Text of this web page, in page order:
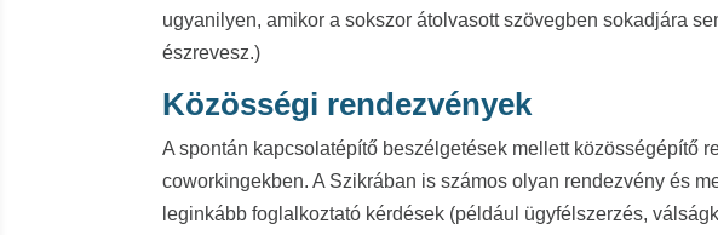
ugyanilyen, amikor a sokszor átolvasott szövegben sokadjára
észrevesz.)
Közösségi rendezvények
A spontán kapcsolatépítő beszélgetések mellett közösségépítő
coworkingekben. A Szikrában is számos olyan rendezvény és
leginkább foglalkoztató kérdések (például ügyfélszerzés,